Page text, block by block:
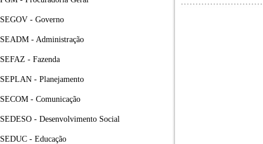
SEGOV - Governo
SEADM - Administração
SEFAZ - Fazenda
SEPLAN - Planejamento
SECOM - Comunicação
SEDESO - Desenvolvimento Social
SEDUC - Educação